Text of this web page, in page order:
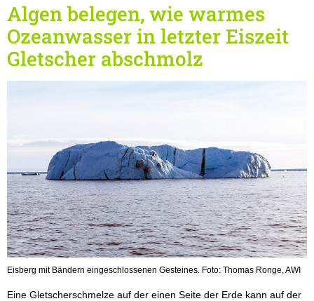
Algen belegen, wie warmes
Ozeanwasser in letzter Eiszeit
Gletscher abschmolz
Eisberg mit Bändern eingeschlossenen Gesteines. Foto: Thomas Ronge, AWI
Eine Gletscherschmelze auf der einen Seite der Erde kann auf der